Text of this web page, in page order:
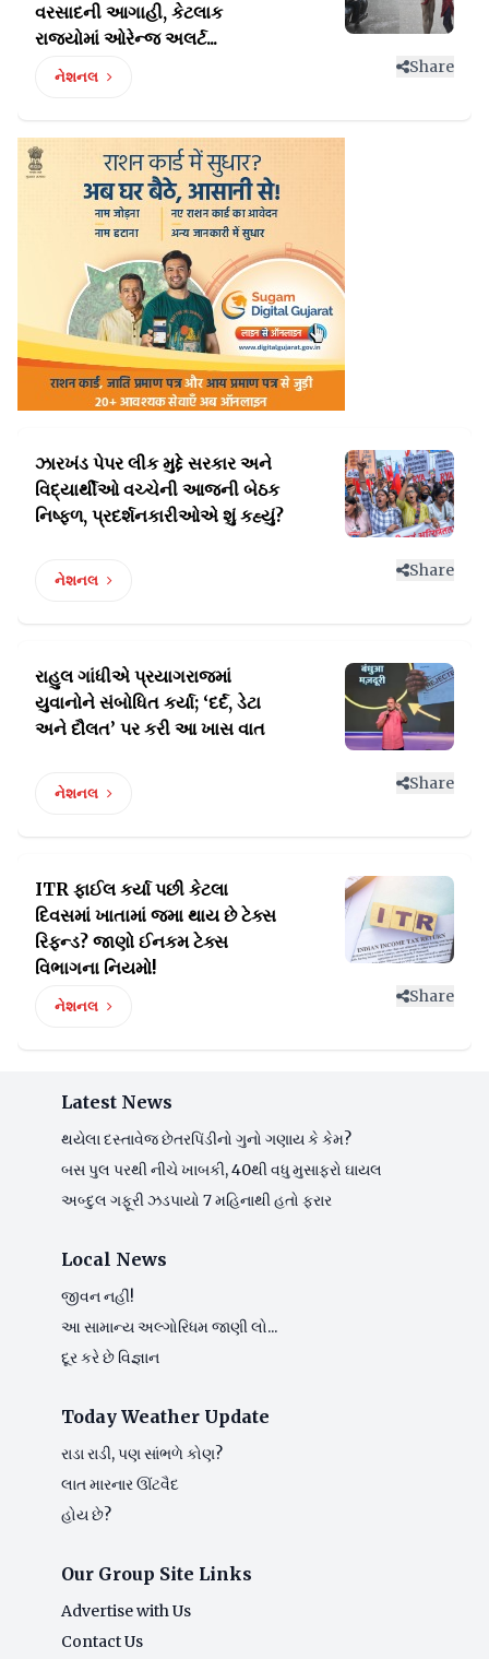
વરસાદની આગાહી, કેટલાક
રાજ્યોમાં ઓરેન્જ અલર્ટ...
નેશનલ
Share
ઝારખંડ પેપર લીક મુદ્દે સરકાર અને
વિદ્યાર્થીઓ વચ્ચેની આજની બેઠક
નિષ્ફળ, પ્રદર્શનકારીઓએ શું કહ્યું?
નેશનલ
Share
રાહુલ ગાંધીએ પ્રયાગરાજમાં
યુવાનોને સંબોધિત કર્યા; ‘દર્દ, ડેટા
અને દૌલત’ પર કરી આ ખાસ વાત
નેશનલ
Share
ITR ફાઈલ કર્યા પછી કેટલા
દિવસમાં ખાતામાં જમા થાય છેટેક્સ
રિફન્ડ? જાણો ઈનકમ ટેક્સ
વિભાગના નિયમો!
નેશનલ
Share
Latest News
થયેલા દસ્તાવેજ છેતરપિંડીનો ગુનો ગણાય કે કેમ?
બસ પુલ પરથી નીચે ખાબકી, 40થી વધુ મુસાફરો ઘાયલ
અબ્દુલ ગફૂરી ઝડપાયો 7 મહિનાથી હતો ફરાર
Local News
જીવન નહીં!
આ સામાન્ય અલ્ગોરિધમ જાણી લો...
દૂર કરે છે વિજ્ઞાન
Today Weather Update
રાડા રાડી, પણ સાંભળે કોણ?
લાત મારનાર ઊંટવૈદ
હોય છે?
Our Group Site Links
Advertise with Us
Contact Us